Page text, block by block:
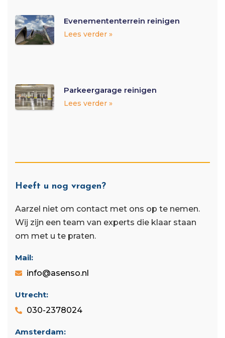
Evenemententerrein reinigen
Lees verder »
Parkeergarage reinigen
Lees verder »
Heeft u nog vragen?
Aarzel niet om contact met ons op te nemen.
Wij zijn een team van experts die klaar staan ​​
om met u te praten.
Mail:
info@asenso.nl
Utrecht:
030-2378024
Amsterdam: